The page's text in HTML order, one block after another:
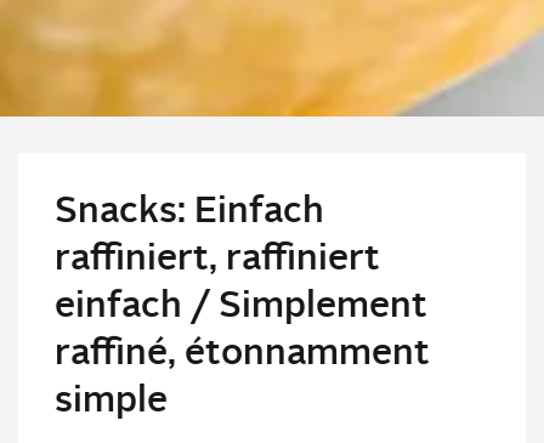
Snacks: Einfach
raffiniert, raffiniert
einfach / Simplement
raffiné, étonnamment
simple